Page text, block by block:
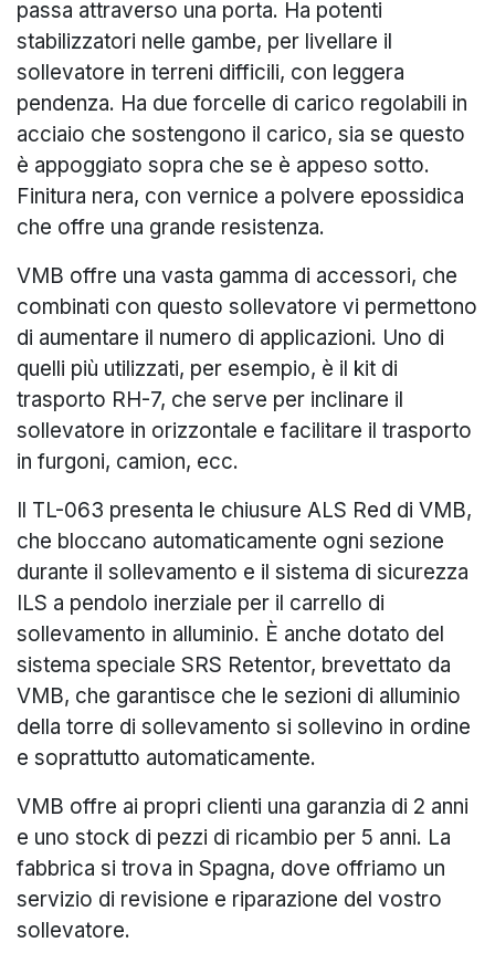
passa attraverso una porta. Ha potenti
stabilizzatori nelle gambe, per livellare il
sollevatore in terreni difficili, con leggera
pendenza. Ha due forcelle di carico regolabili in
acciaio che sostengono il carico, sia se questo
è appoggiato sopra che se è appeso sotto.
Finitura nera, con vernice a polvere epossidica
che offre una grande resistenza.
VMB offre una vasta gamma di accessori, che
combinati con questo sollevatore vi permettono
di aumentare il numero di applicazioni. Uno di
quelli più utilizzati, per esempio, è il kit di
trasporto RH-7, che serve per inclinare il
sollevatore in orizzontale e facilitare il trasporto
in furgoni, camion, ecc.
Il TL-063 presenta le chiusure ALS Red di VMB,
che bloccano automaticamente ogni sezione
durante il sollevamento e il sistema di sicurezza
ILS a pendolo inerziale per il carrello di
sollevamento in alluminio. È anche dotato del
sistema speciale SRS Retentor, brevettato da
VMB, che garantisce che le sezioni di alluminio
della torre di sollevamento si sollevino in ordine
e soprattutto automaticamente.
VMB offre ai propri clienti una garanzia di 2 anni
e uno stock di pezzi di ricambio per 5 anni. La
fabbrica si trova in Spagna, dove offriamo un
servizio di revisione e riparazione del vostro
sollevatore.